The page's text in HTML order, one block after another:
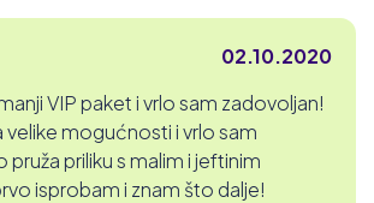
02.10.2020
VIP paket i vrlo sam zadovoljan!
velike mogućnosti i vrlo sam
pruža priliku s malim i jeftinim
isprobam i znam što dalje!